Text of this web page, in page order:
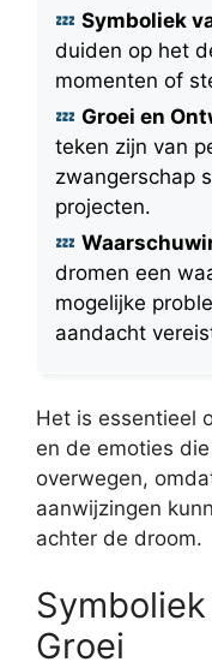
Symboliek
duiden op het
momenten of
Groei en
teken zijn van
zwangerschap
projecten.
dromen een
mogelijke
aandacht
Het is essentieel
en de emoties
overwegen,
aanwijzingen
achter de droom.
Groei